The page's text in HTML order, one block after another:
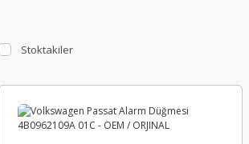
Stoktakiler